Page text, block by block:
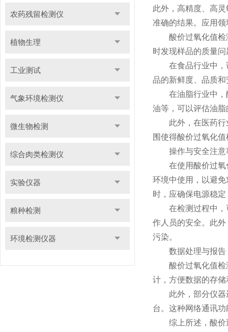
农药残留检测仪
植物生理
工业测试
气象环境检测仪
微生物检测
综合肉类检测仪
实验仪器
粮种检测
环境检测仪器
此外，高精度、高
准确的结果。应用
酸价过氧化值检测
时发现样品的质量
在食品行业中，该
品的新鲜度、品质
在油脂行业中，酸
油等，可以评估油
此外，在医药行业
围使得酸价过氧化
操作与安全注意
在使用酸价过氧化
环境中使用，以避
时，应确保电源稳
在检测过程中，可
作人员的安全。此
污染。
数据处理与报告
酸价过氧化值检测
计，方便数据的存
此外，部分仪器还
台。这种网络通讯
综上所述，酸价过